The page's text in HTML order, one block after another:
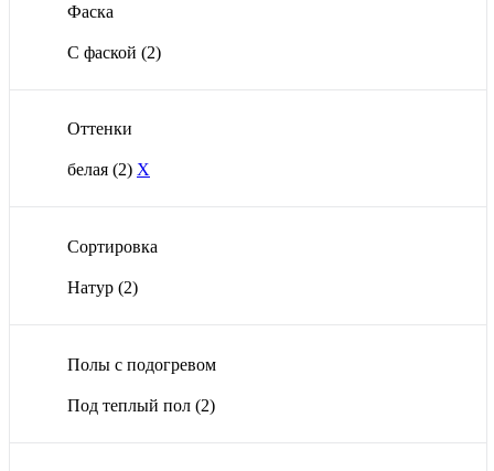
Фаска
С фаской (2)
Оттенки
белая (2) X
Сортировка
Натур (2)
Полы с подогревом
Под теплый пол (2)